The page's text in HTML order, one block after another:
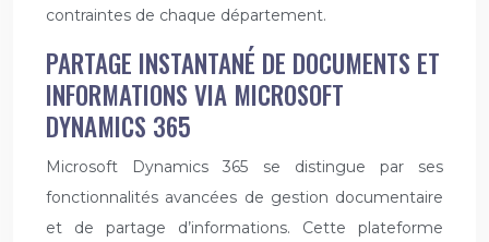
contraintes de chaque département.
PARTAGE INSTANTANÉ DE DOCUMENTS ET
INFORMATIONS VIA MICROSOFT
DYNAMICS 365
Microsoft Dynamics 365 se distingue par ses
fonctionnalités avancées de gestion documentaire
et de partage d’informations. Cette plateforme